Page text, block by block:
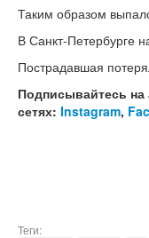
Таким образом
В Санкт-Петербурге
Пострадавшая
Подписывайтесь на
сетях: Instagram,
Теги: